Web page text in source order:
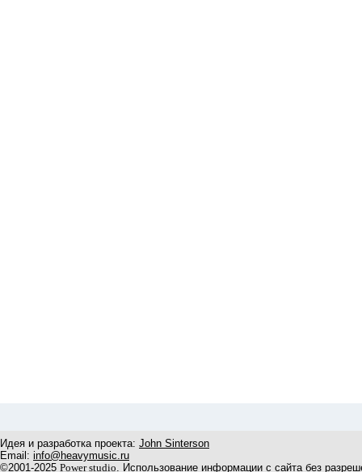
Идея и разработка проекта: John Sinterson
Email: info@heavymusic.ru
©2001-2025 Power studio. Использование информации с сайта без